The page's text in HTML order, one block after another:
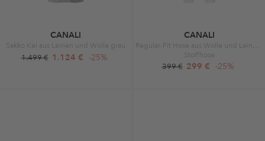
CANALI
Sakko Kei aus Leinen und Wolle grau
1.499 € 1.124 € -25%
CANALI
Stoffhose
399 € 299 € -25%